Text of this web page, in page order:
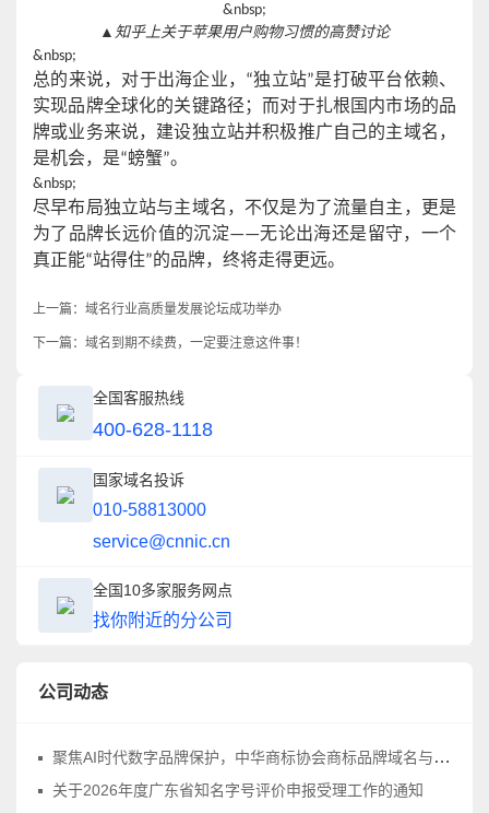
&nbsp;
▲知乎上关于苹果用户购物习惯的高赞讨论
&nbsp;
总的来说，对于出海企业， “独立站”是打破平台依赖、
实现品牌全球化的关键路径；而对于扎根国内市场的品
牌或业务来说，建设独立站并积极推广自己的主域名，
是机会，是“螃蟹”。
&nbsp;
尽早布局独立站与主域名，不仅是为了流量自主，更是
为了品牌长远价值的沉淀——无论出海还是留守，一个
真正能“站得住”的品牌，终将走得更远。
上一篇： 域名行业高质量发展论坛成功举办
下一篇： 域名到期不续费，一定要注意这件事！
全国客服热线
400-628-1118
国家域名投诉
010-58813000
service@cnnic.cn
全国10多家服务网点
找你附近的分公司
公司动态
聚焦AI时代数字品牌保护，中华商标协会商标品牌域名与网络标识工作委员会正式成立
关于2026年度广东省知名字号评价申报受理工作的通知